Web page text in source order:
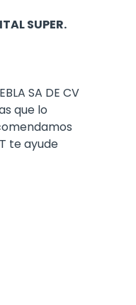
SUPER.
SA DE CV
que lo
te ayude